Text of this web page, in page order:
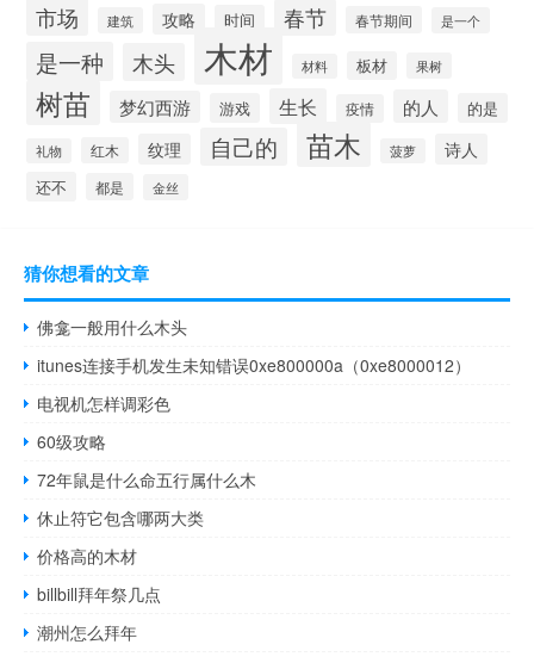
市场 建筑 攻略 时间 春节 春节期间 是一个
是一种 木头 木材 材料 板材 果树
树苗 梦幻西游 游戏 生长 疫情 的人 的是
礼物 红木 纹理 自己的 苗木 菠萝 诗人
还不 都是 金丝
猜你想看的文章
佛龛一般用什么木头
itunes连接手机发生未知错误0xe800000a（0xe8000012）
电视机怎样调彩色
60级攻略
72年鼠是什么命五行属什么木
休止符它包含哪两大类
价格高的木材
billbill拜年祭几点
潮州怎么拜年